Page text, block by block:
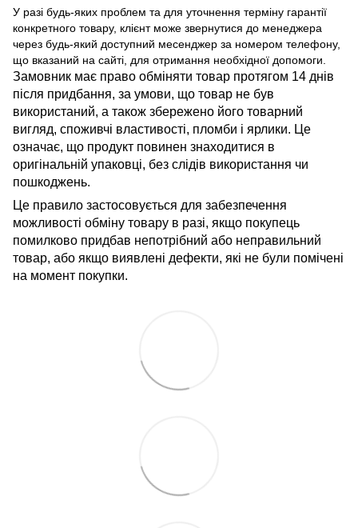
У разі будь-яких проблем та для уточнення терміну гарантії
конкретного товару, клієнт може звернутися до менеджера
через будь-який доступний месенджер за номером телефону,
що вказаний на сайті, для отримання необхідної допомоги.
Замовник має право обміняти товар протягом 14 днів
після придбання, за умови, що товар не був
використаний, а також збережено його товарний
вигляд, споживчі властивості, пломби і ярлики. Це
означає, що продукт повинен знаходитися в
оригінальній упаковці, без слідів використання чи
пошкоджень.
Це правило застосовується для забезпечення
можливості обміну товару в разі, якщо покупець
помилково придбав непотрібний або неправильний
товар, або якщо виявлені дефекти, які не були помічені
на момент покупки.